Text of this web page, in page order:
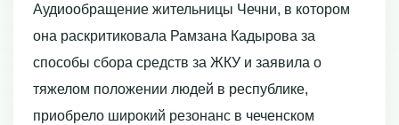
Аудиообращение жительницы Чечни, в котором
она раскритиковала Рамзана Кадырова за
способы сбора средств за ЖКУ и заявила о
тяжелом положении людей в республике,
приобрело широкий резонанс в чеченском